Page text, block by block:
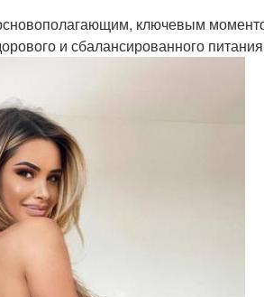
ключевым
и сбалансированного питания